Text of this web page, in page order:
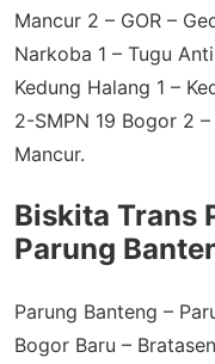
Mancur 2 – GOR –
Narkoba 1 – Tugu
Kedung Halang 1 –
2-SMPN 19 Bogor 2
Mancur.
Biskita Trans
Parung
Parung Banteng –
Bogor Baru –